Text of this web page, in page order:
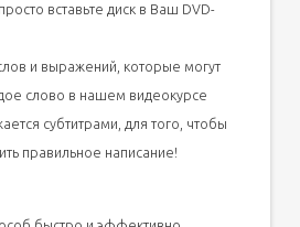
вставьте диск в Ваш DVD-
и выражений, которые могут
слово в нашем видеокурсе
субтитрами, для того, чтобы
правильное написание!